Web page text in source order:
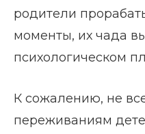
родители
моменты, их чада
психологическом
К сожалению, не
переживаниям